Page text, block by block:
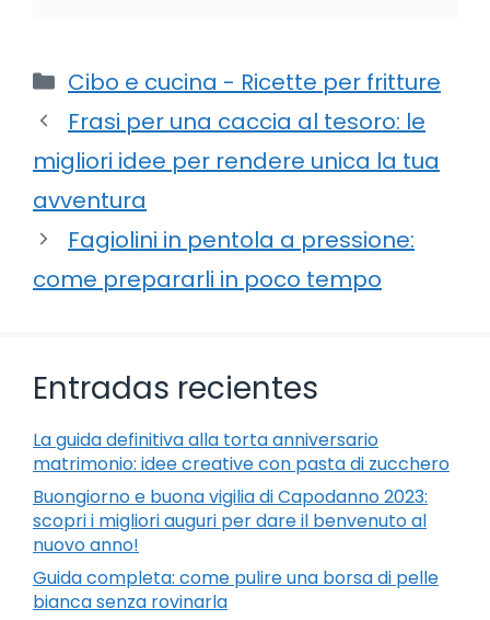
Categorie
Cibo e cucina - Ricette per fritture
Frasi per una caccia al tesoro: le
migliori idee per rendere unica la tua
avventura
Fagiolini in pentola a pressione:
come prepararli in poco tempo
Entradas recientes
La guida definitiva alla torta anniversario
matrimonio: idee creative con pasta di zucchero
Buongiorno e buona vigilia di Capodanno 2023:
scopri i migliori auguri per dare il benvenuto al
nuovo anno!
Guida completa: come pulire una borsa di pelle
bianca senza rovinarla